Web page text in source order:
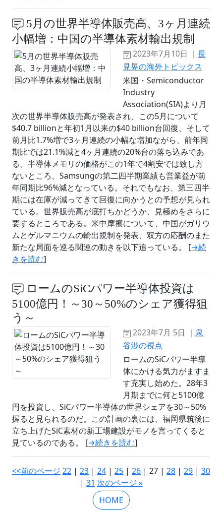
5月の世界半導体販売高、3ヶ月連続
小幅増：中国の半導体素材輸出規制
2023年7月10日 ｜ 長
見晃の海外トピックス
米国・Semiconductor
Industry
Association(SIA)より月
次の世界半導体販売高が発表され、この5月について
$40.7 billionと年初1月以来の$40 billion台回復、そして
前月比1.7%増で3ヶ月連続の小幅な増加ながら、前年同
期比では21.1%減と4ヶ月連続の20%台の落ち込みであ
る。半導体メモリの価格がこの1年で4割安では致し方
ないところ、Samsungの第二四半期業績も営業益が前
年同期比96%減となっている。それでもなお、第三四半
期には在庫が減ってきて回復に向かうとの予想が見られ
ている。世界販売高が底打ちかどうか、見極めをさらに
要するところである。米中摩擦について、中国がガリウ
ムとゲルマニウムの輸出規制を発表、双方の応酬のまた
新たな局面を巡る関連の動きを以下追っている。 [→続
きを読む]
ロームのSiCパワー半導体投資は
5100億円！～30～50%のシェア獲得狙
う～
2023年7月 5日 ｜ 泉
谷渉の視点
ロームのSiCパワー半導
体にかける気力がますま
す充実し始めた。28年3
月期までに何と5100億
円を投資し、SiCパワー半導体の世界シェアを30～50%
握ると見られるのだ。この計画の裏には、福岡県筑後に
立ち上げたSiC素材の新工場建設がモノを言ってくると
見ているのである。 [→続きを読む]
<<前のページ 22 | 23 | 24 | 25 | 26 | 27 | 28 | 29 | 30
| 31 次のページ »
HOME